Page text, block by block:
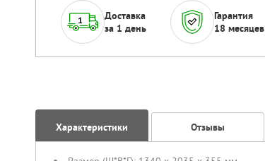
Доставка
за 1 день
Гарантия
18 месяцев
Характеристики Отзывы